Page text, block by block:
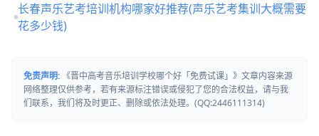
长春声乐艺考培训机构哪家好推荐(声乐艺考集训大概需要
花多少钱)
免责声明: 《晋中高考音乐培训学校哪个好「免费试课」》文章内容来源
网络整理仅供参考，若有来源标注错误或侵犯了您的合法权益，请与我
们联系，我们将及时更正、删除或依法处理。(QQ:2446111314)